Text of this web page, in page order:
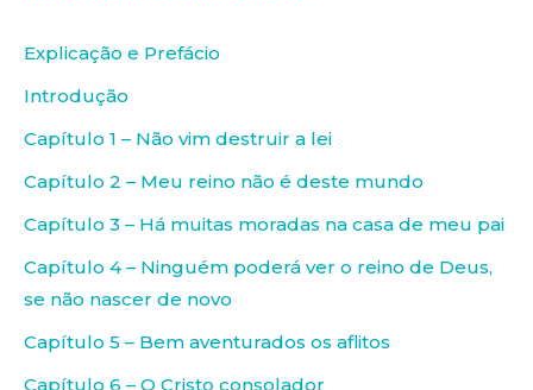
Explicação e Prefácio
Introdução
Capítulo 1 – Não vim destruir a lei
Capítulo 2 – Meu reino não é deste mundo
Capítulo 3 – Há muitas moradas na casa de meu pai
Capítulo 4 – Ninguém poderá ver o reino de Deus,
se não nascer de novo
Capítulo 5 – Bem aventurados os aflitos
Capítulo 6 – O Cristo consolador